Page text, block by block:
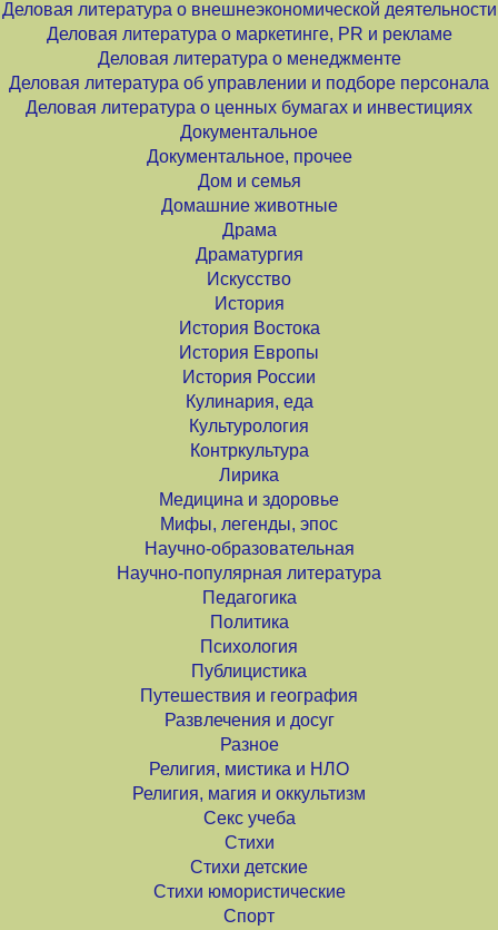
Деловая литература о внешнеэкономической деятельности
Деловая литература о маркетинге, PR и рекламе
Деловая литература о менеджменте
Деловая литература об управлении и подборе персонала
Деловая литература о ценных бумагах и инвестициях
Документальное
Документальное, прочее
Дом и семья
Домашние животные
Драма
Драматургия
Искусство
История
История Востока
История Европы
История России
Кулинария, еда
Культурология
Контркультура
Лирика
Медицина и здоровье
Мифы, легенды, эпос
Научно-образовательная
Научно-популярная литература
Педагогика
Политика
Психология
Публицистика
Путешествия и география
Развлечения и досуг
Разное
Религия, мистика и НЛО
Религия, магия и оккультизм
Секс учеба
Стихи
Стихи детские
Стихи юмористические
Спорт